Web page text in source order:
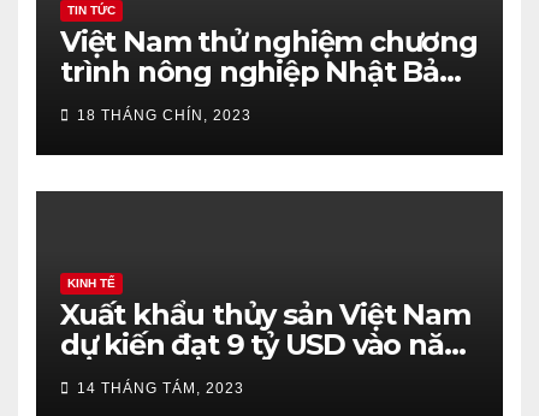
TIN TỨC
Việt Nam thử nghiệm chương
trình nông nghiệp Nhật Bản
ở trường trung học
18 THÁNG CHÍN, 2023
KINH TẾ
Xuất khẩu thủy sản Việt Nam
dự kiến đạt 9 tỷ USD vào năm
2023
14 THÁNG TÁM, 2023